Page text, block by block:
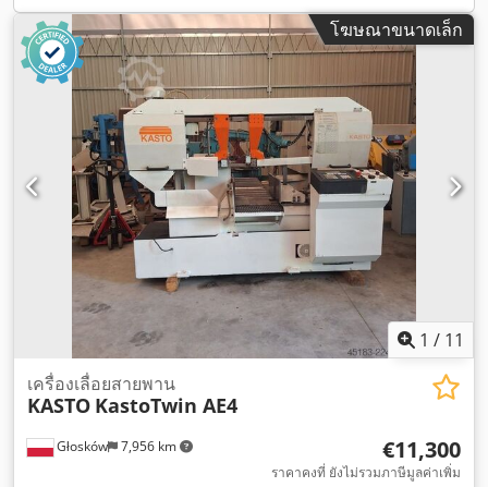
โฆษณาขนาดเล็ก
1 / 11
Głosków 7,956 km
เครื่องเลื่อยสายพาน
KASTO KastoTwin AE4
€11,300
ราคาคงที่ ยังไม่รวมภาษีมูลค่าเพิ่ม